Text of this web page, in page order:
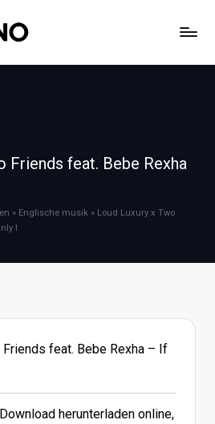
Friends feat. Bebe Rexha
» Englische musik » Loud Luxury x Two
I
feat. Bebe Rexha – If
herunterladen online,